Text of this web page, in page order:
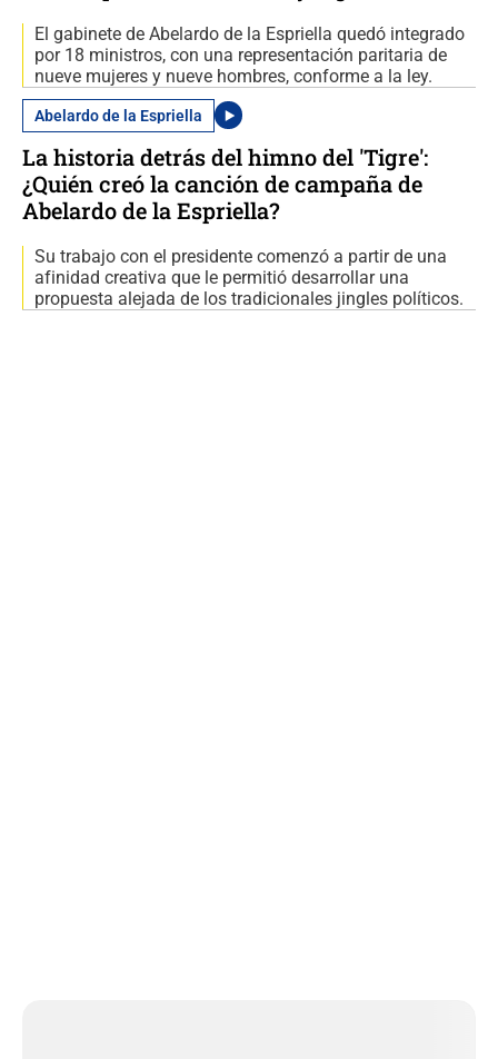
El gabinete de Abelardo de la Espriella quedó integrado
por 18 ministros, con una representación paritaria de
nueve mujeres y nueve hombres, conforme a la ley.
Abelardo de la Espriella
La historia detrás del himno del 'Tigre':
¿Quién creó la canción de campaña de
Abelardo de la Espriella?
Su trabajo con el presidente comenzó a partir de una
afinidad creativa que le permitió desarrollar una
propuesta alejada de los tradicionales jingles políticos.